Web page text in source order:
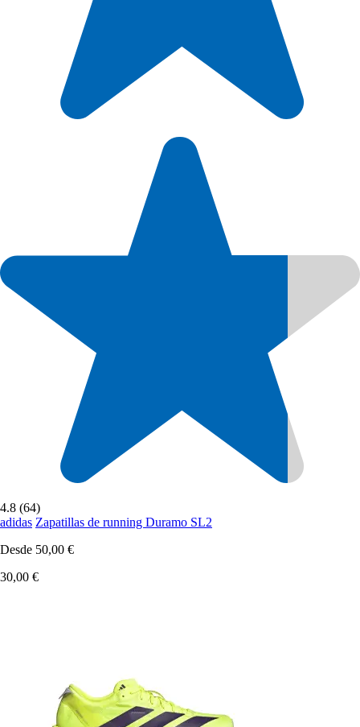
4.8 (64)
adidas Zapatillas de running Duramo SL2
Desde 50,00 €
30,00 €